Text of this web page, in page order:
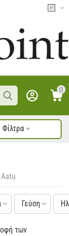
0
Φίλτρα
Aatu
Γεύση
των